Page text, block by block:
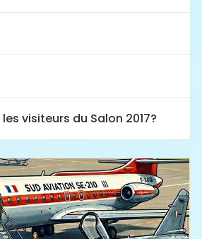
visiteurs du Salon 2017?